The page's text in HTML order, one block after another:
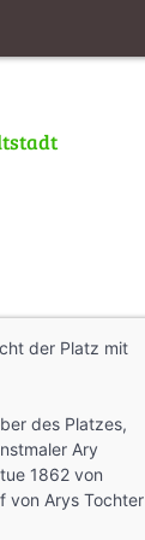
der Platz mit
des Platzes,
Ary
1862 von
von Arys Tochter